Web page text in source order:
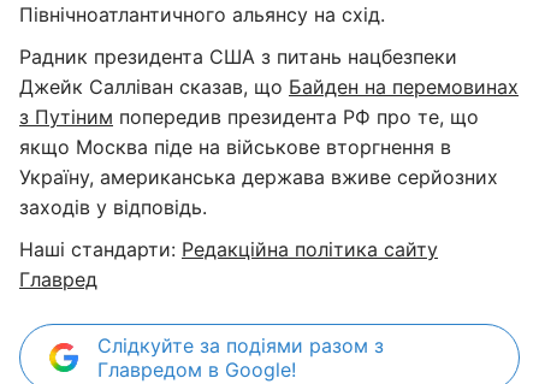
Північноатлантичного альянсу на схід.
Радник президента США з питань нацбезпеки
Джейк Салліван сказав, що Байден на перемовинах
з Путіним попередив президента РФ про те, що
якщо Москва піде на військове вторгнення в
Україну, американська держава вживе серйозних
заходів у відповідь.
Наші стандарти: Редакційна політика сайту
Главред
Слідкуйте за подіями разом з
Главредом в Google!